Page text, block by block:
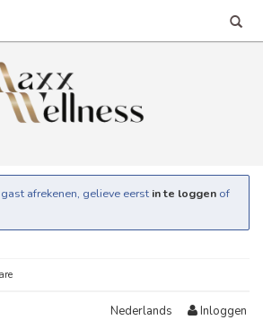
afrekenen, gelieve eerst in te loggen of
Nederlands Inloggen